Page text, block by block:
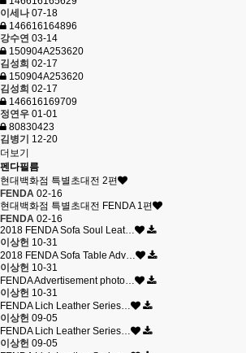
이세나 07-18
146616164896
강수연 03-14
150904A253620
김성희 02-17
150904A253620
김성희 02-17
146616169709
정연우 01-01
80830423
김병기
12-20
더보기
펜다필름
현대백화점 특별초대전 2편
FENDA 02-16
현대백화점 특별초대전 FENDA 1편
FENDA 02-16
2018 FENDA Sofa Soul Leat…
이상헌 10-31
2018 FENDA Sofa Table Adv…
이상헌 10-31
FENDA Advertisement photo…
이상헌 10-31
FENDA Lich Leather Series…
이상헌 09-05
FENDA Lich Leather Series…
이상헌 09-05